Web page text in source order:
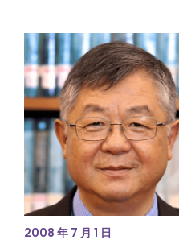
2008 年 7 月 1 日